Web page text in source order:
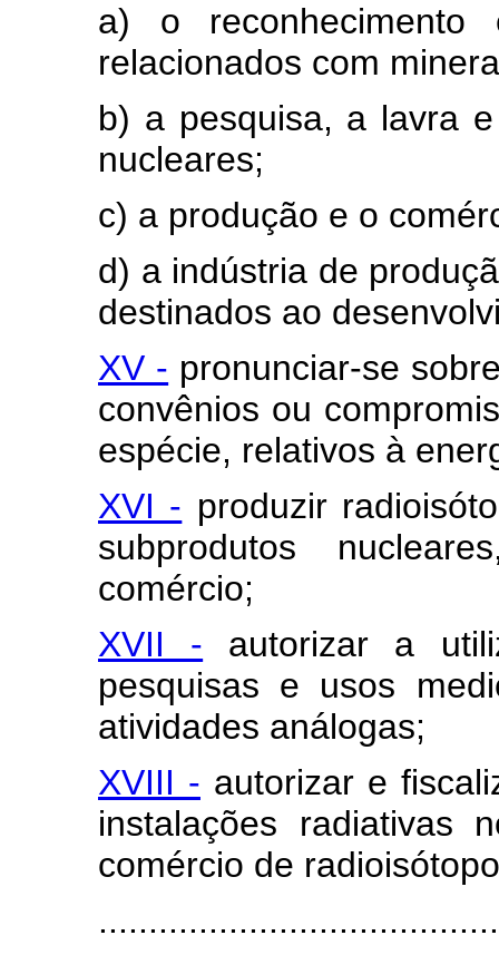
a) o reconhecimento
relacionados com
b) a pesquisa, a lavra
nucleares;
c) a produção e o
d) a indústria de
destinados ao
XV - pronunciar-se
convênios ou
espécie, relativos à
XVI - produzir
subprodutos
comércio;
XVII - autorizar a
pesquisas e usos
atividades análogas;
XVIII - autorizar e
instalações
comércio de